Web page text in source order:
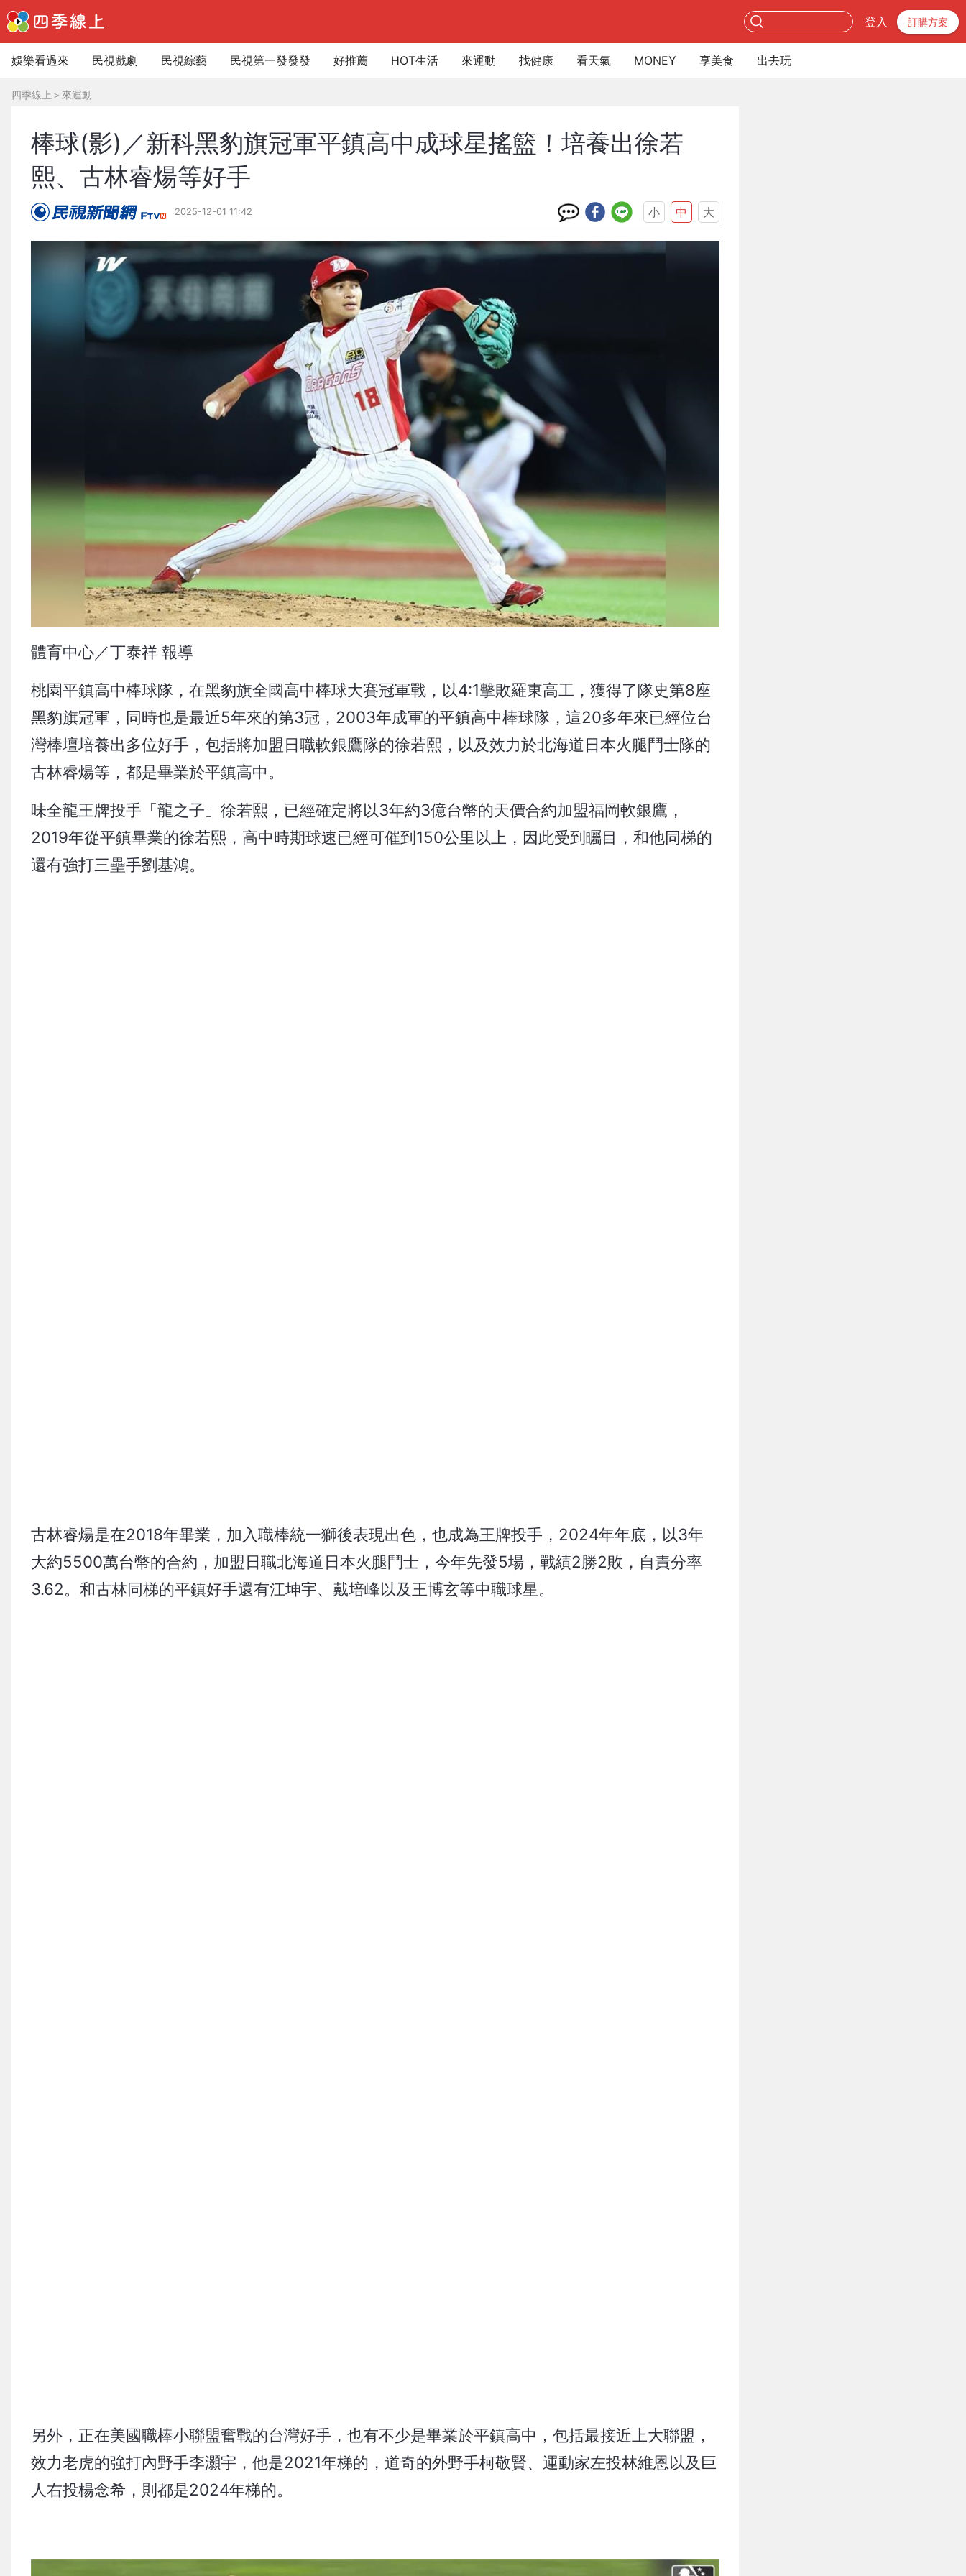
登入 訂購方案
娛樂看過來 民視戲劇 民視綜藝 民視第一發發發 好推薦 HOT生活 來運動 找健康 看天氣 MONEY 享美食 出去玩
四季線上 ＞ 來運動
棒球(影)／新科黑豹旗冠軍平鎮高中成球星搖籃！培養出徐若
熙、古林睿煬等好手
2025-12-01 11:42 小 中 大
體育中心／丁泰祥 報導
桃園平鎮高中棒球隊，在黑豹旗全國高中棒球大賽冠軍戰，以4:1擊敗羅東高工，獲得了隊史第8座
黑豹旗冠軍，同時也是最近5年來的第3冠，2003年成軍的平鎮高中棒球隊，這20多年來已經位台
灣棒壇培養出多位好手，包括將加盟日職軟銀鷹隊的徐若熙，以及效力於北海道日本火腿鬥士隊的
古林睿煬等，都是畢業於平鎮高中。
味全龍王牌投手「龍之子」徐若熙，已經確定將以3年約3億台幣的天價合約加盟福岡軟銀鷹，
2019年從平鎮畢業的徐若熙，高中時期球速已經可催到150公里以上，因此受到矚目，和他同梯的
還有強打三壘手劉基鴻。
古林睿煬是在2018年畢業，加入職棒統一獅後表現出色，也成為王牌投手，2024年年底，以3年
大約5500萬台幣的合約，加盟日職北海道日本火腿鬥士，今年先發5場，戰績2勝2敗，自責分率
3.62。和古林同梯的平鎮好手還有江坤宇、戴培峰以及王博玄等中職球星。
另外，正在美國職棒小聯盟奮戰的台灣好手，也有不少是畢業於平鎮高中，包括最接近上大聯盟，
效力老虎的強打內野手李灝宇，他是2021年梯的，道奇的外野手柯敬賢、運動家左投林維恩以及巨
人右投楊念希，則都是2024年梯的。